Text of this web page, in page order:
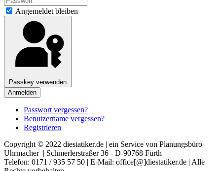
Angemeldet bleiben
Passkey verwenden
Anmelden
Passwort vergessen?
Benutzername vergessen?
Registrieren
Copyright © 2022 diestatiker.de | ein Service von Planungsbüro
Uhrmacher | Schmerlerstraßer 36 - D-90768 Fürth
Telefon: 0171 / 935 57 50 | E-Mail: office[@]diestatiker.de | Alle